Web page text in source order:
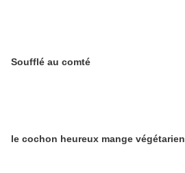
Soufflé au comté
le cochon heureux mange végétarien